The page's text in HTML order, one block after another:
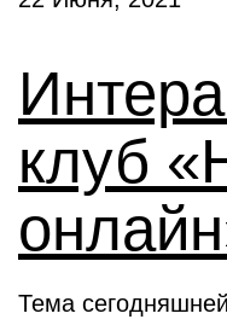
клуб
Тема